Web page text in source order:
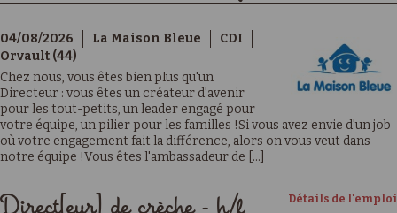
04/08/2026 La Maison Bleue
CDI
Orvault (44)
Chez nous, vous êtes bien plus qu'un
Directeur : vous êtes un créateur d'avenir
pour les tout-petits, un leader engagé pour
votre équipe, un pilier pour les familles !Si vous avez envie d'un job
où votre engagement fait la différence, alors on vous veut dans
notre équipe !Vous êtes l'ambassadeur de [...]
Détails de l'emploi
Direct[eur] de crèche - h/f